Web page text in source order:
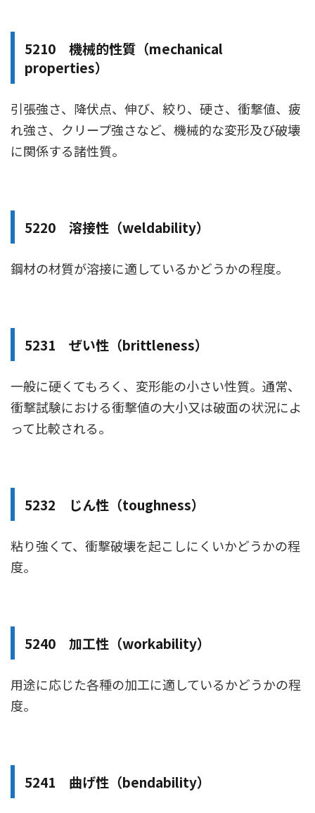
5210 機械的性質（mechanical
properties）
引張強さ、降伏点、伸び、絞り、硬さ、衝撃値、疲
れ強さ、クリープ強さなど、機械的な変形及び破壊
に関係する諸性質。
5220 溶接性（weldability）
鋼材の材質が溶接に適しているかどうかの程度。
5231 ぜい性（brittleness）
一般に硬くてもろく、変形能の小さい性質。通常、
衝撃試験における衝撃値の大小又は破面の状況によ
って比較される。
5232 じん性（toughness）
粘り強くて、衝撃破壊を起こしにくいかどうかの程
度。
5240 加工性（workability）
用途に応じた各種の加工に適しているかどうかの程
度。
5241 曲げ性（bendability）